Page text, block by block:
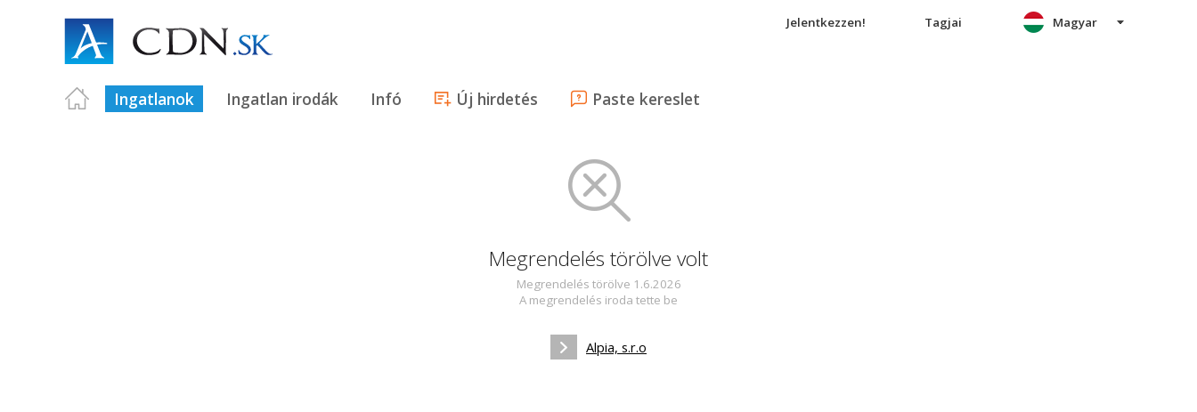
Jelentkezzen! Tagjai
Ingatlanok Ingatlan irodák Infó Új hirdetés Paste kereslet
Magyar
Megrendelés törölve volt
Megrendelés törölve 1.6.2026
A megrendelés iroda tette be
Alpia, s.r.o